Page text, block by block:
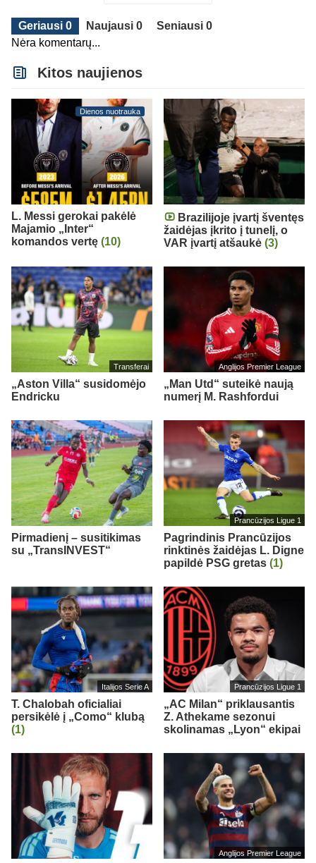
Geriausi 0 Naujausi 0
Seniausi 0
Nėra komentarų...
Kitos naujienos
Dienos nuotrauka
L. Messi gerokai pakėlė
Majamio „Inter“
komandos vertę (10)
Brazilijoje įvartį šventęs
žaidėjas įkrito į tunelį, o
VAR įvartį atšaukė (3)
Transferai
„Aston Villa“ susidomėjo
Endricku
Anglijos Premier League
„Man Utd“ suteikė naują
numerį M. Rashfordui
Pirmadienį – susitikimas
su „TransINVEST“
Prancūzijos Ligue 1
Pagrindinis Prancūzijos
rinktinės žaidėjas L. Digne
papildė PSG gretas (1)
Italijos Serie A
T. Chalobah oficialiai
persikėlė į „Como“ klubą
(1)
Prancūzijos Ligue 1
„AC Milan“ priklausantis
Z. Athekame sezonui
skolinamas „Lyon“ ekipai
Anglijos Premier League